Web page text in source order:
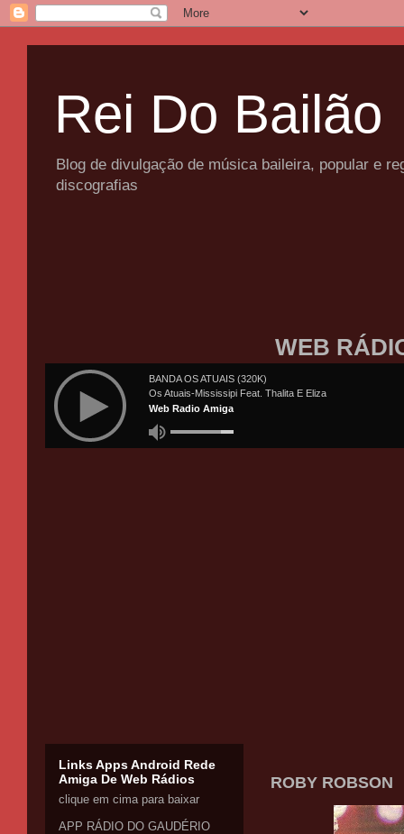
Rei Do Bailão
Blog de divulgação de música baileira, popular e
discografias
WEB
ROBY ROBSON
Links Apps Android Rede
Amiga De Web Rádios
clique em cima para baixar
APP RÁDIO DO GAUDÉRIO